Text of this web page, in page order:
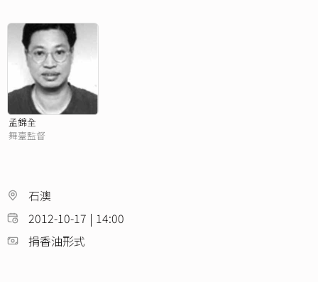
孟錦全
舞臺監督
石澳
2012-10-17 | 14:00
捐香油形式